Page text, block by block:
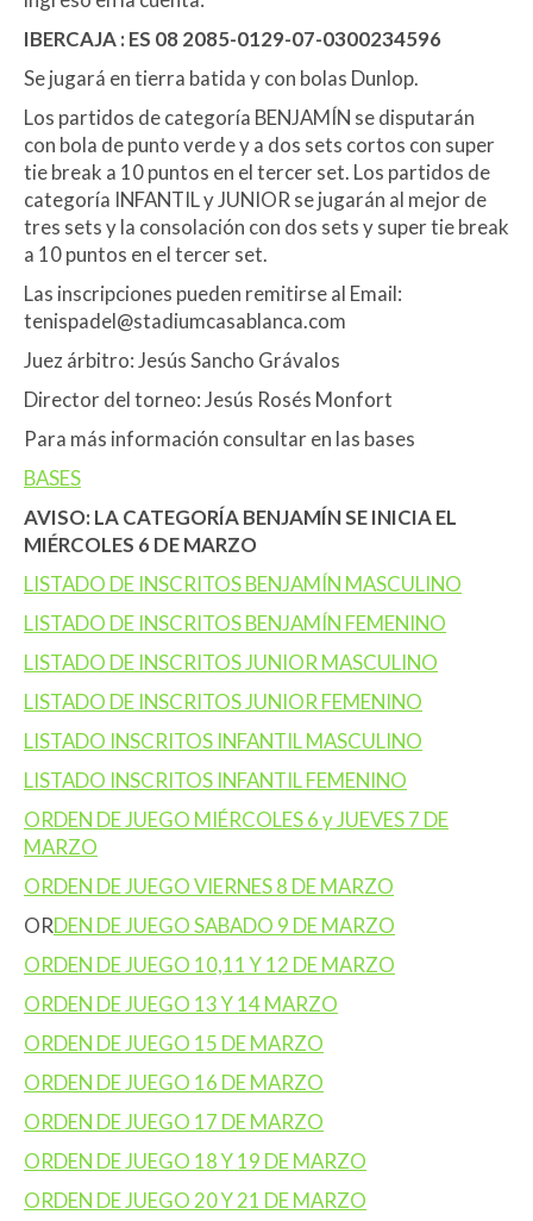
IBERCAJA : ES 08 2085-0129-07-0300234596
Se jugará en tierra batida y con bolas Dunlop.
Los partidos de categoría BENJAMÍN se disputarán
con bola de punto verde y a dos sets cortos con super
tie break a 10 puntos en el tercer set. Los partidos de
categoría INFANTIL y JUNIOR se jugarán al mejor de
tres sets y la consolación con dos sets y super tie break
a 10 puntos en el tercer set.
Las inscripciones pueden remitirse al Email:
tenispadel@stadiumcasablanca.com
Juez árbitro: Jesús Sancho Grávalos
Director del torneo: Jesús Rosés Monfort
Para más información consultar en las bases
BASES
AVISO: LA CATEGORÍA BENJAMÍN SE INICIA EL
MIÉRCOLES 6 DE MARZO
LISTADO DE INSCRITOS BENJAMÍN MASCULINO
LISTADO DE INSCRITOS BENJAMÍN FEMENINO
LISTADO DE INSCRITOS JUNIOR MASCULINO
LISTADO DE INSCRITOS JUNIOR FEMENINO
LISTADO INSCRITOS INFANTIL MASCULINO
LISTADO INSCRITOS INFANTIL FEMENINO
ORDEN DE JUEGO MIÉRCOLES 6 y JUEVES 7 DE
MARZO
ORDEN DE JUEGO VIERNES 8 DE MARZO
ORDEN DE JUEGO SABADO 9 DE MARZO
ORDEN DE JUEGO 10,11 Y 12 DE MARZO
ORDEN DE JUEGO 13 Y 14 MARZO
ORDEN DE JUEGO 15 DE MARZO
ORDEN DE JUEGO 16 DE MARZO
ORDEN DE JUEGO 17 DE MARZO
ORDEN DE JUEGO 18 Y 19 DE MARZO
ORDEN DE JUEGO 20 Y 21 DE MARZO